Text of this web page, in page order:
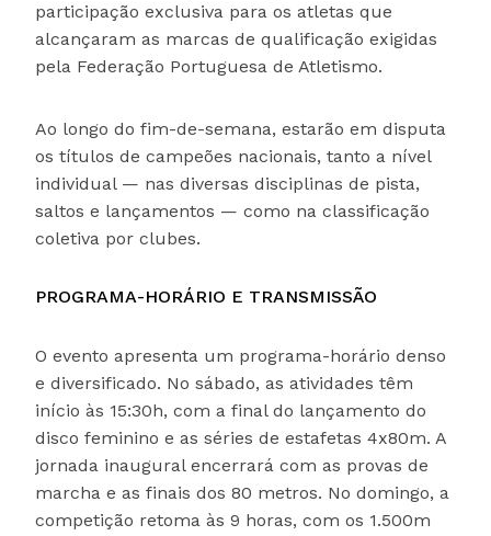
participação exclusiva para os atletas que
alcançaram as marcas de qualificação exigidas
pela Federação Portuguesa de Atletismo.
Ao longo do fim-de-semana, estarão em disputa
os títulos de campeões nacionais, tanto a nível
individual — nas diversas disciplinas de pista,
saltos e lançamentos — como na classificação
coletiva por clubes.
PROGRAMA-HORÁRIO E TRANSMISSÃO
O evento apresenta um programa-horário denso
e diversificado. No sábado, as atividades têm
início às 15:30h, com a final do lançamento do
disco feminino e as séries de estafetas 4x80m. A
jornada inaugural encerrará com as provas de
marcha e as finais dos 80 metros. No domingo, a
competição retoma às 9 horas, com os 1.500m